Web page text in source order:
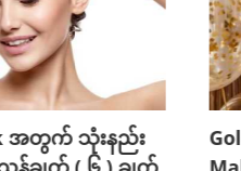
အတွက် သုံးနည်း